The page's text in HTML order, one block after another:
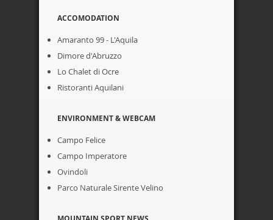
ACCOMODATION
Amaranto 99 - L'Aquila
Dimore d'Abruzzo
Lo Chalet di Ocre
Ristoranti Aquilani
ENVIRONMENT & WEBCAM
Campo Felice
Campo Imperatore
Ovindoli
Parco Naturale Sirente Velino